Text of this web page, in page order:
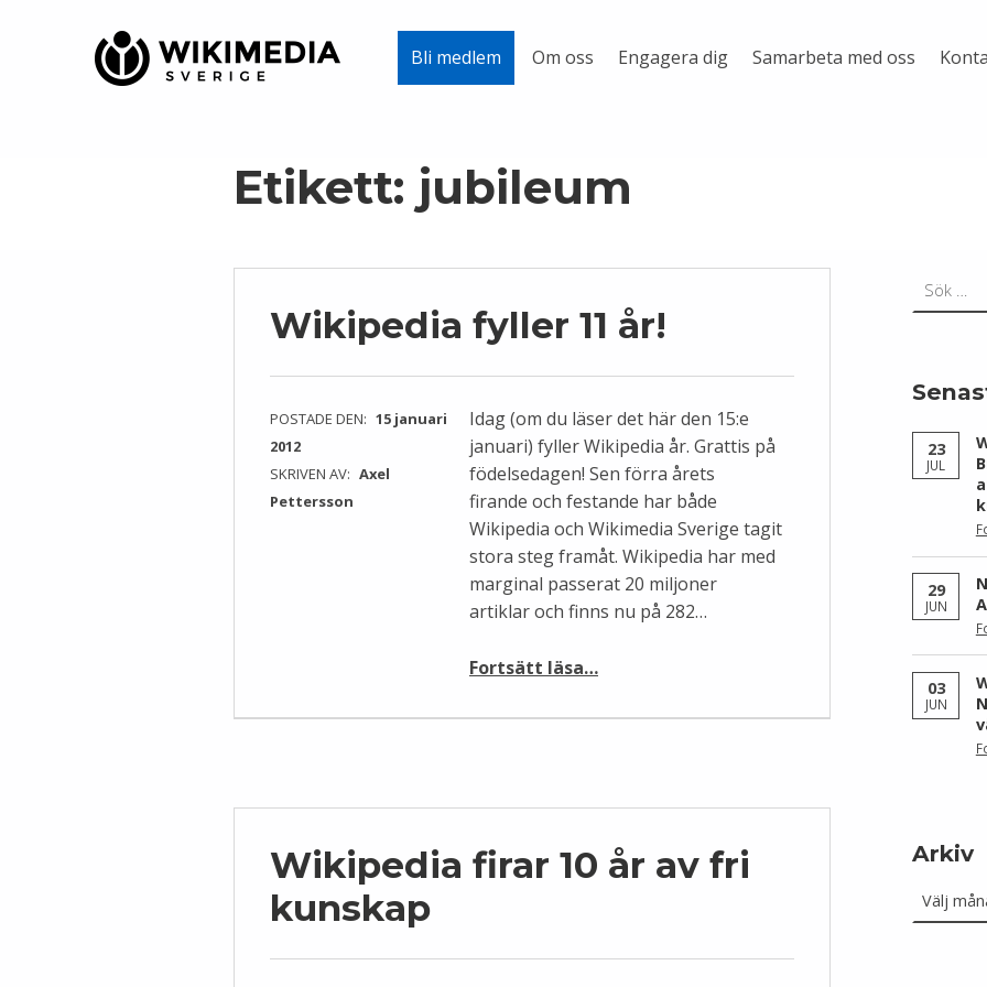
Bli medlem Om oss Engagera dig Samarbeta med oss
Etikett: jubileum
Wikipedia fyller 11 år!
POSTADE DEN: 15 januari
2012
SKRIVEN AV: Axel
Pettersson
Idag (om du läser det här den 15:e
januari) fyller Wikipedia år. Grattis på
födelsedagen! Sen förra årets
firande och festande har både
Wikipedia och Wikimedia Sverige tagit
stora steg framåt. Wikipedia har med
marginal passerat 20 miljoner
artiklar och finns nu på 282…
Fortsätt läsa…
Wikipedia firar 10 år av fri
kunskap
23
JUL
29
JUN
03
JUN
Arkiv